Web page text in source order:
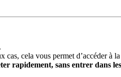
cela vous permet d’accéder à
rapidement, sans entrer dans